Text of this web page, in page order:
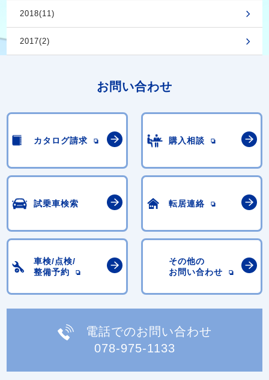
2018(11)
2017(2)
お問い合わせ
カタログ請求 購入相談
試乗車検索 転居連絡
車検/点検/
整備予約
その他の
お問い合わせ
電話でのお問い合わせ
078-975-1133